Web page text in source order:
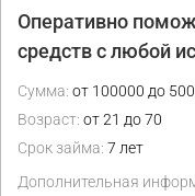
Оперативно
средств с любой
Сумма: от 100000 до
Возраст: от 21 до 70
Срок займа: 7 лет
Дополнительная